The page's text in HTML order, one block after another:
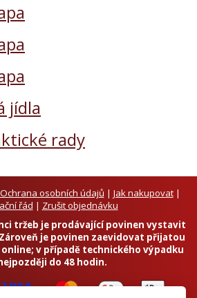
jídla
rady
Ochrana osobních údajů | Jak nakupovat|
řád | Zrušit objednávku
tržeb je prodávající povinen vystavit
je povinen zaevidovat přijatou
v případě technického výpadku
do 48 hodin.